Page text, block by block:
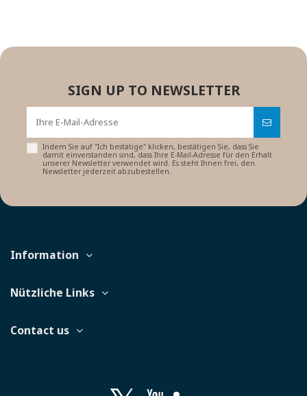
SIGN UP TO NEWSLETTER
Indem Sie auf "Ich bestätige" klicken, bestätigen Sie, dass Sie
damit einverstanden sind, dass Ihre E-Mail-Adresse für den Erhalt
unserer Newsletter verwendet wird. Es steht Ihnen frei, den
Newsletter jederzeit abzubestellen.
Information
Nützliche Links
Contact us